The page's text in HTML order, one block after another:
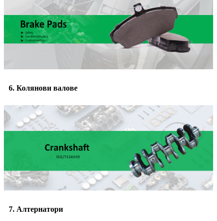
6. Колянови валове
7. Алтернатори